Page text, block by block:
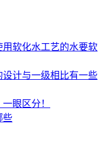
软化水工艺的水要软
计与一级相比有一些
眼区分！
些